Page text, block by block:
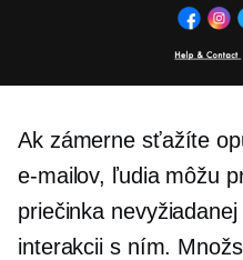
Ak zámerne sťažíte
e-mailov, ľudia môžu
priečinka
interakcii s ním.